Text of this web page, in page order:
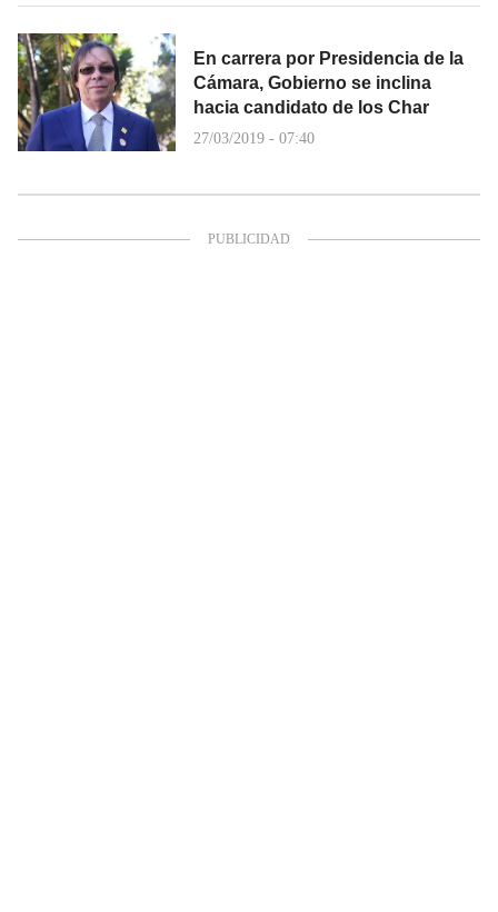
En carrera por Presidencia de la
Cámara, Gobierno se inclina
hacia candidato de los Char
27/03/2019 - 07:40